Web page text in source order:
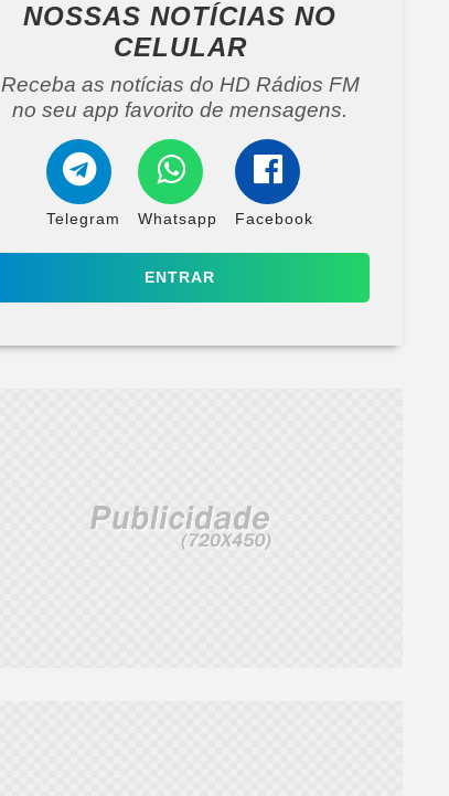
NOSSAS NOTÍCIAS NO
CELULAR
Receba as notícias do HD Rádios FM
no seu app favorito de mensagens.
Telegram Whatsapp Facebook
ENTRAR